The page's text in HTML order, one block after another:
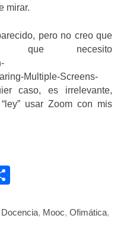
mirar.
pero no creo que
necesito
Multiple-Screens-
caso, es irrelevante,
usar Zoom con mis
Docencia, Mooc, Ofimática,